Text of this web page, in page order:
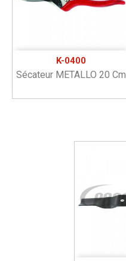
K-0400
Sécateur METALLO 20 Cm